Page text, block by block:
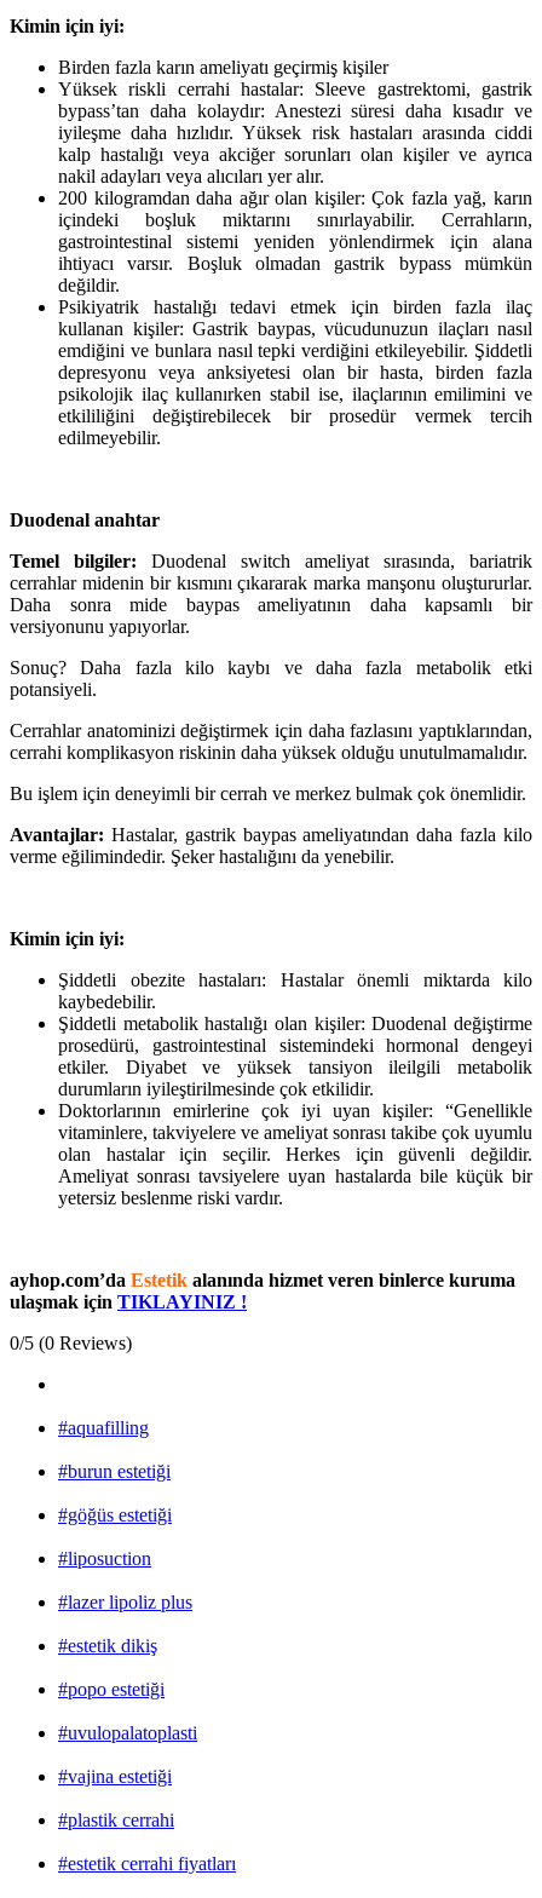
Kimin için iyi:
Birden fazla karın ameliyatı geçirmiş kişiler
Yüksek riskli cerrahi hastalar: Sleeve gastrektomi, gastrik
bypass’tan daha kolaydır: Anestezi süresi daha kısadır ve
iyileşme daha hızlıdır. Yüksek risk hastaları arasında ciddi
kalp hastalığı veya akciğer sorunları olan kişiler ve ayrıca
nakil adayları veya alıcıları yer alır.
200 kilogramdan daha ağır olan kişiler: Çok fazla yağ, karın
içindeki boşluk miktarını sınırlayabilir. Cerrahların,
gastrointestinal sistemi yeniden yönlendirmek için alana
ihtiyacı varsır. Boşluk olmadan gastrik bypass mümkün
değildir.
Psikiyatrik hastalığı tedavi etmek için birden fazla ilaç
kullanan kişiler: Gastrik baypas, vücudunuzun ilaçları nasıl
emdiğini ve bunlara nasıl tepki verdiğini etkileyebilir. Şiddetli
depresyonu veya anksiyetesi olan bir hasta, birden fazla
psikolojik ilaç kullanırken stabil ise, ilaçlarının emilimini ve
etkililiğini değiştirebilecek bir prosedür vermek tercih
edilmeyebilir.
Duodenal anahtar
Temel bilgiler: Duodenal switch ameliyat sırasında, bariatrik
cerrahlar midenin bir kısmını çıkararak marka manşonu oluştururlar.
Daha sonra mide baypas ameliyatının daha kapsamlı bir
versiyonunu yapıyorlar.
Sonuç? Daha fazla kilo kaybı ve daha fazla metabolik etki
potansiyeli.
Cerrahlar anatominizi değiştirmek için daha fazlasını yaptıklarından,
cerrahi komplikasyon riskinin daha yüksek olduğu unutulmamalıdır.
Bu işlem için deneyimli bir cerrah ve merkez bulmak çok önemlidir.
Avantajlar: Hastalar, gastrik baypas ameliyatından daha fazla kilo
verme eğilimindedir. Şeker hastalığını da yenebilir.
Kimin için iyi:
Şiddetli obezite hastaları: Hastalar önemli miktarda kilo
kaybedebilir.
Şiddetli metabolik hastalığı olan kişiler: Duodenal değiştirme
prosedürü, gastrointestinal sistemindeki hormonal dengeyi
etkiler. Diyabet ve yüksek tansiyon ileilgili metabolik
durumların iyileştirilmesinde çok etkilidir.
Doktorlarının emirlerine çok iyi uyan kişiler: “Genellikle
vitaminlere, takviyelere ve ameliyat sonrası takibe çok uyumlu
olan hastalar için seçilir. Herkes için güvenli değildir.
Ameliyat sonrası tavsiyelere uyan hastalarda bile küçük bir
yetersiz beslenme riski vardır.
ayhop.com’da Estetik alanında hizmet veren binlerce kuruma
ulaşmak için TIKLAYINIZ !
0/5 (0 Reviews)
#aquafilling
#burun estetiği
#göğüs estetiği
#liposuction
#lazer lipoliz plus
#estetik dikiş
#popo estetiği
#uvulopalatoplasti
#vajina estetiği
#plastik cerrahi
#estetik cerrahi fiyatları